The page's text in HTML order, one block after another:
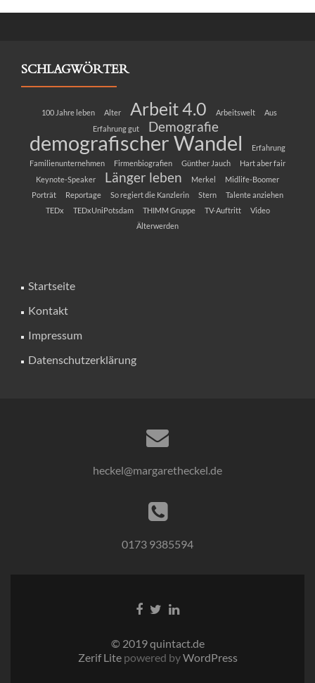
SCHLAGWÖRTER
100 Jahre leben Alter Arbeit 4.0 Arbeitswelt
Aus
Erfahrung gut
Demografie
demografischer Wandel
Erfahrung
Familienunternehmen
Firmenbiografien Günther Jauch
Hart aber fair
Keynote-Speaker
Länger leben Merkel
Midlife-Boomer
Porträt
Reportage So regiert die Kanzlerin Stern
Talente anziehen
TEDx
TEDxUniPotsdam THIMM Gruppe TV-Auftritt
Video
Älterwerden
Startseite
Kontakt
Impressum
Datenschutzerklärung
heckel@margaretheckel.de
0173 9385594
© 2019 quintact.de
Zerif Lite powered byWordPress